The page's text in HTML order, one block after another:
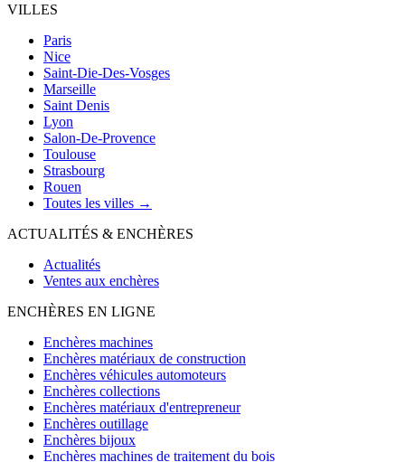
VILLES
Paris
Nice
Saint-Die-Des-Vosges
Marseille
Saint Denis
Lyon
Salon-De-Provence
Toulouse
Strasbourg
Rouen
Toutes les villes →
ACTUALITÉS & ENCHÈRES
Actualités
Ventes aux enchères
ENCHÈRES EN LIGNE
Enchères machines
Enchères matériaux de construction
Enchères véhicules automoteurs
Enchères collections
Enchères matériaux d'entrepreneur
Enchères outillage
Enchères bijoux
Enchères machines de traitement du bois